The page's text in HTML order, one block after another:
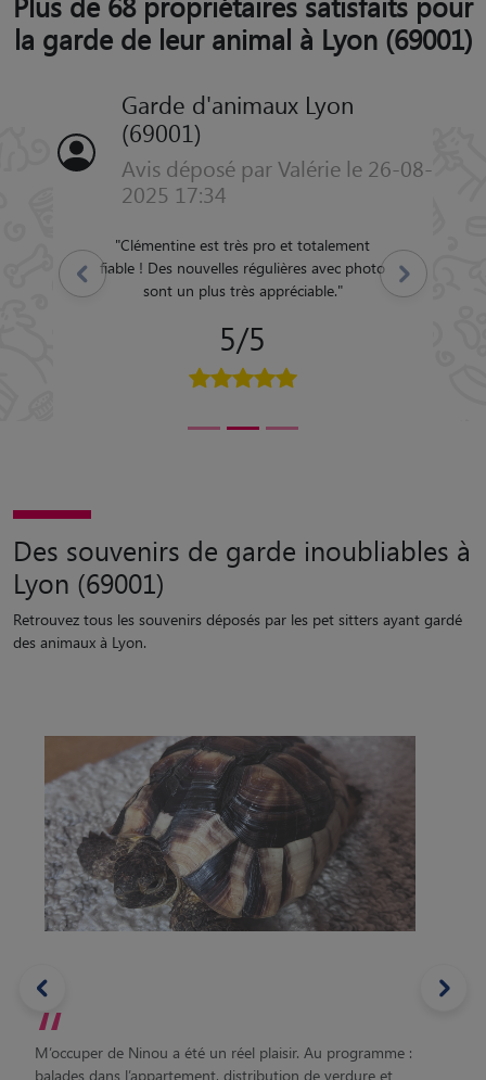
la garde de leur animal à Lyon (69001)
Garde d'animaux Lyon
(69001)
Avis déposé par Valérie le 26-08-
2025 17:34
"Clémentine est très pro et totalement
fiable ! Des nouvelles régulières avec photo
sont un plus très appréciable."
5/5
Précédent Suivant
Des souvenirs de garde inoubliables à
Lyon (69001)
Retrouvez tous les souvenirs déposés par les pet sitters ayant gardé
des animaux à Lyon.
“
M’occuper de Ninou a été un réel plaisir. Au programme :
balades dans l’appartement, distribution de verdure et